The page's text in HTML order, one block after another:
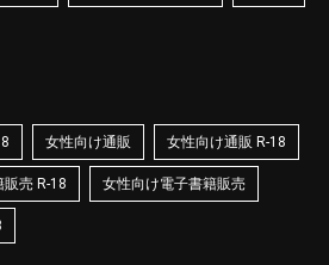
女性向け通販 女性向け通販 R-18
販売 R-18 女性向け電子書籍販売